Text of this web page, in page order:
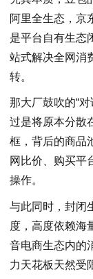
阿里全生态，京
是平台自有生态
站式解决全网消
转。
那大厂鼓吹的“
过是将原本分散
框，背后的商品
网比价、购买平
操作。
与此同时，封闭
度，高度依赖海
音电商生态内的
力天花板天然受